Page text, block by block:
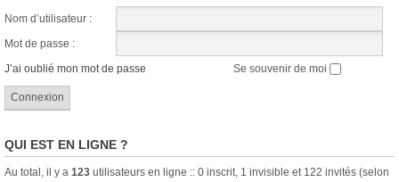
Nom d’utilisateur :
Mot de passe :
J’ai oublié mon mot de passe
Se souvenir de moi
QUI EST EN LIGNE ?
Au total, il y a 123 utilisateurs en ligne :: 0 inscrit, 1 invisible et 122 invités (selon